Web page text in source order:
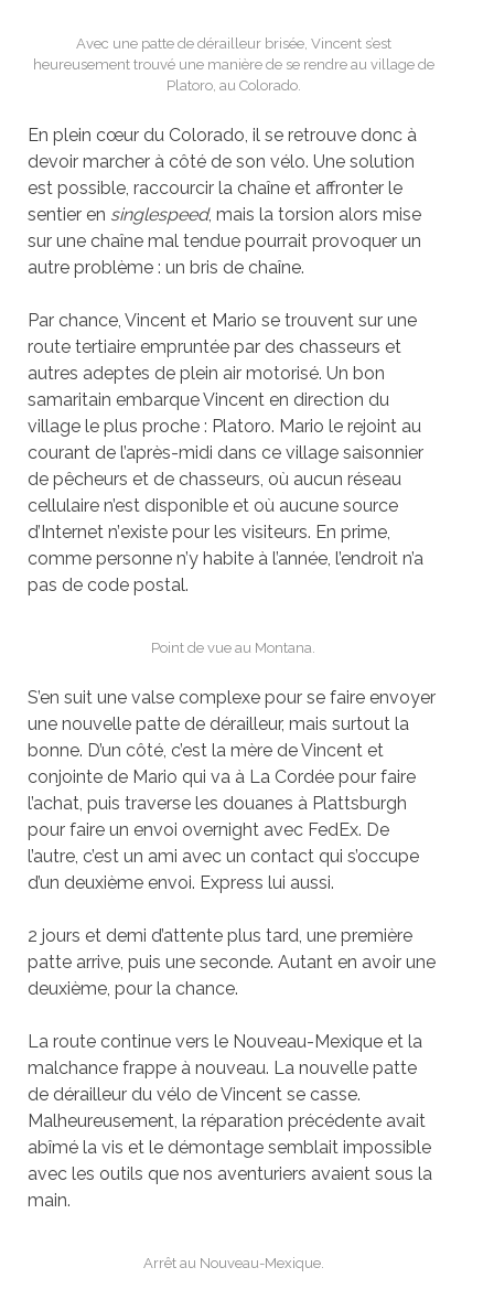
Avec une patte de dérailleur brisée, Vincent s’est
heureusement trouvé une manière de se rendre au village de
Platoro, au Colorado.
En plein cœur du Colorado, il se retrouve donc à
devoir marcher à côté de son vélo. Une solution
est possible, raccourcir la chaîne et affronter le
sentier en singlespeed, mais la torsion alors mise
sur une chaîne mal tendue pourrait provoquer un
autre problème : un bris de chaîne.
Par chance, Vincent et Mario se trouvent sur une
route tertiaire empruntée par des chasseurs et
autres adeptes de plein air motorisé. Un bon
samaritain embarque Vincent en direction du
village le plus proche : Platoro. Mario le rejoint au
courant de l’après-midi dans ce village saisonnier
de pêcheurs et de chasseurs, où aucun réseau
cellulaire n’est disponible et où aucune source
d’Internet n’existe pour les visiteurs. En prime,
comme personne n’y habite à l’année, l’endroit n’a
pas de code postal.
Point de vue au Montana.
S’en suit une valse complexe pour se faire envoyer
une nouvelle patte de dérailleur, mais surtout la
bonne. D’un côté, c’est la mère de Vincent et
conjointe de Mario qui va à La Cordée pour faire
l’achat, puis traverse les douanes à Plattsburgh
pour faire un envoi overnightavec FedEx. De
l’autre, c’est un ami avec un contact qui s’occupe
d’un deuxième envoi. Express lui aussi.
2 jours et demi d’attente plus tard, une première
patte arrive, puis une seconde. Autant en avoir une
deuxième, pour la chance.
La route continue vers le Nouveau-Mexique et la
malchance frappe à nouveau. La nouvelle patte
de dérailleur du vélo de Vincent se casse.
Malheureusement, la réparation précédente avait
abîmé la vis et le démontage semblait impossible
avec les outils que nos aventuriers avaient sous la
main.
Arrêt au Nouveau-Mexique.